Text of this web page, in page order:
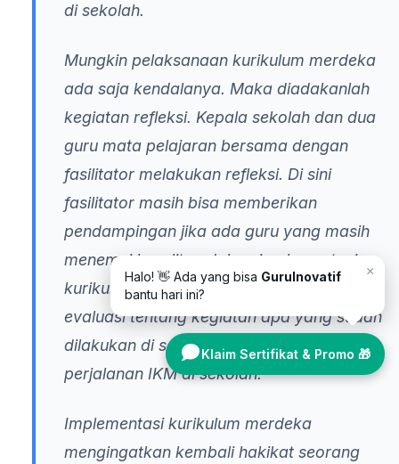
di sekolah.
Mungkin pelaksanaan kurikulum merdeka
ada saja kendalanya. Maka diadakanlah
kegiatan refleksi. Kepala sekolah dan dua
guru mata pelajaran bersama dengan
fasilitator melakukan refleksi. Di sini
fasilitator masih bisa memberikan
pendampingan jika ada guru yang masih
menemui kesulitan dalam implementasi
kurikulum merdeka. Fasilitator melakukan
evaluasi tentang kegiatan apa yang sudah
dilakukan di sekolah dan sejauh mana
perjalanan IKM di sekolah.
Implementasi kurikulum merdeka
mengingatkan kembali hakikat seorang
×
Halo! 👋 Ada yang bisa GuruInovatif
bantu hari ini?
Klaim Sertifikat & Promo 🎁